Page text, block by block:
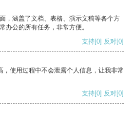
，涵盖了文档、表格、演示文稿等各个方
办公的所有任务，非常方便。
支持[0] 反对[0]
，使用过程中不会泄露个人信息，让我非常
支持[0] 反对[0]